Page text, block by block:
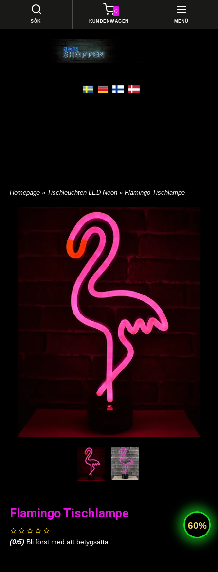
SÖK
0
KUNDENWAGEN MENÜ
Homepage » Tischleuchten LED-Neon » Flamingo Tischlampe
Flamingo Tischlampe
(0/5) Bli först med att betygsätta.